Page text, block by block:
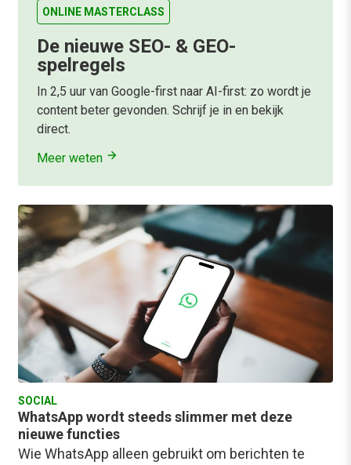
ONLINE MASTERCLASS
De nieuwe SEO- & GEO-
spelregels
In 2,5 uur van Google-first naar AI-first: zo wordt je
content beter gevonden. Schrijf je in en bekijk
direct.
Meer weten
SOCIAL
WhatsApp wordt steeds slimmer met deze
nieuwe functies
Wie WhatsApp alleen gebruikt om berichten te